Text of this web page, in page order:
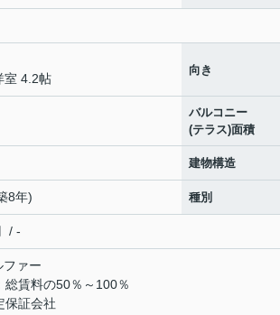
室 4.2帖
向き
バルコニー
(テラス)面積
建物構造
8年) 種別
/ -
ファー
総賃料の50％～100％
保証会社